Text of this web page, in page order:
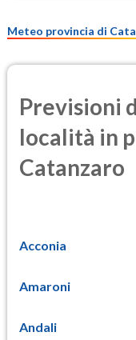
Meteo provincia di
Previsioni
località in
Catanzaro
Acconia
Amaroni
Andali